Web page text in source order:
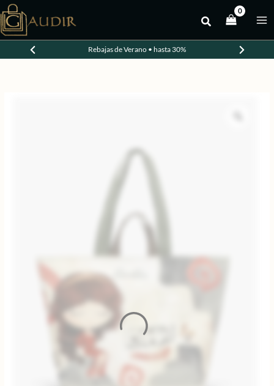
al
contenido
Rebajas de Verano • hasta 30%